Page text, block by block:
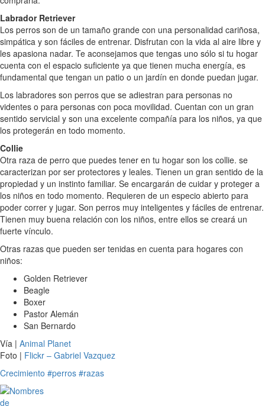
Labrador Retriever
Los perros son de un tamaño grande con una personalidad cariñosa,
simpática y son fáciles de entrenar. Disfrutan con la vida al aire libre y
les apasiona nadar. Te aconsejamos que tengas uno sólo si tu hogar
cuenta con el espacio suficiente ya que tienen mucha energía, es
fundamental que tengan un patio o un jardín en donde puedan jugar.
Los labradores son perros que se adiestran para personas no
videntes o para personas con poca movilidad. Cuentan con un gran
sentido servicial y son una excelente compañía para los niños, ya que
los protegerán en todo momento.
Collie
Otra raza de perro que puedes tener en tu hogar son los collie. se
caracterizan por ser protectores y leales. Tienen un gran sentido de la
propiedad y un instinto familiar. Se encargarán de cuidar y proteger a
los niños en todo momento. Requieren de un especio abierto para
poder correr y jugar. Son perros muy inteligentes y fáciles de entrenar.
Tienen muy buena relación con los niños, entre ellos se creará un
fuerte vínculo.
Otras razas que pueden ser tenidas en cuenta para hogares con
niños:
Golden Retriever
Beagle
Boxer
Pastor Alemán
San Bernardo
Vía | Animal Planet
Foto | Flickr – Gabriel Vazquez
Crecimiento #perros #razas